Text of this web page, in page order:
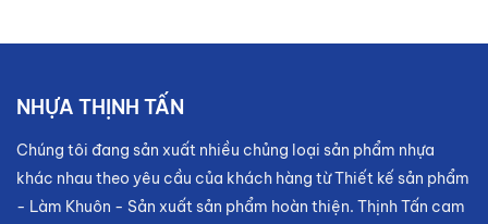
NHỰA THỊNH TẤN
Chúng tôi đang sản xuất nhiều chủng loại sản phẩm nhựa
khác nhau theo yêu cầu của khách hàng từ Thiết kế sản phẩm
- Làm Khuôn - Sản xuất sản phẩm hoàn thiện. Thịnh Tấn cam